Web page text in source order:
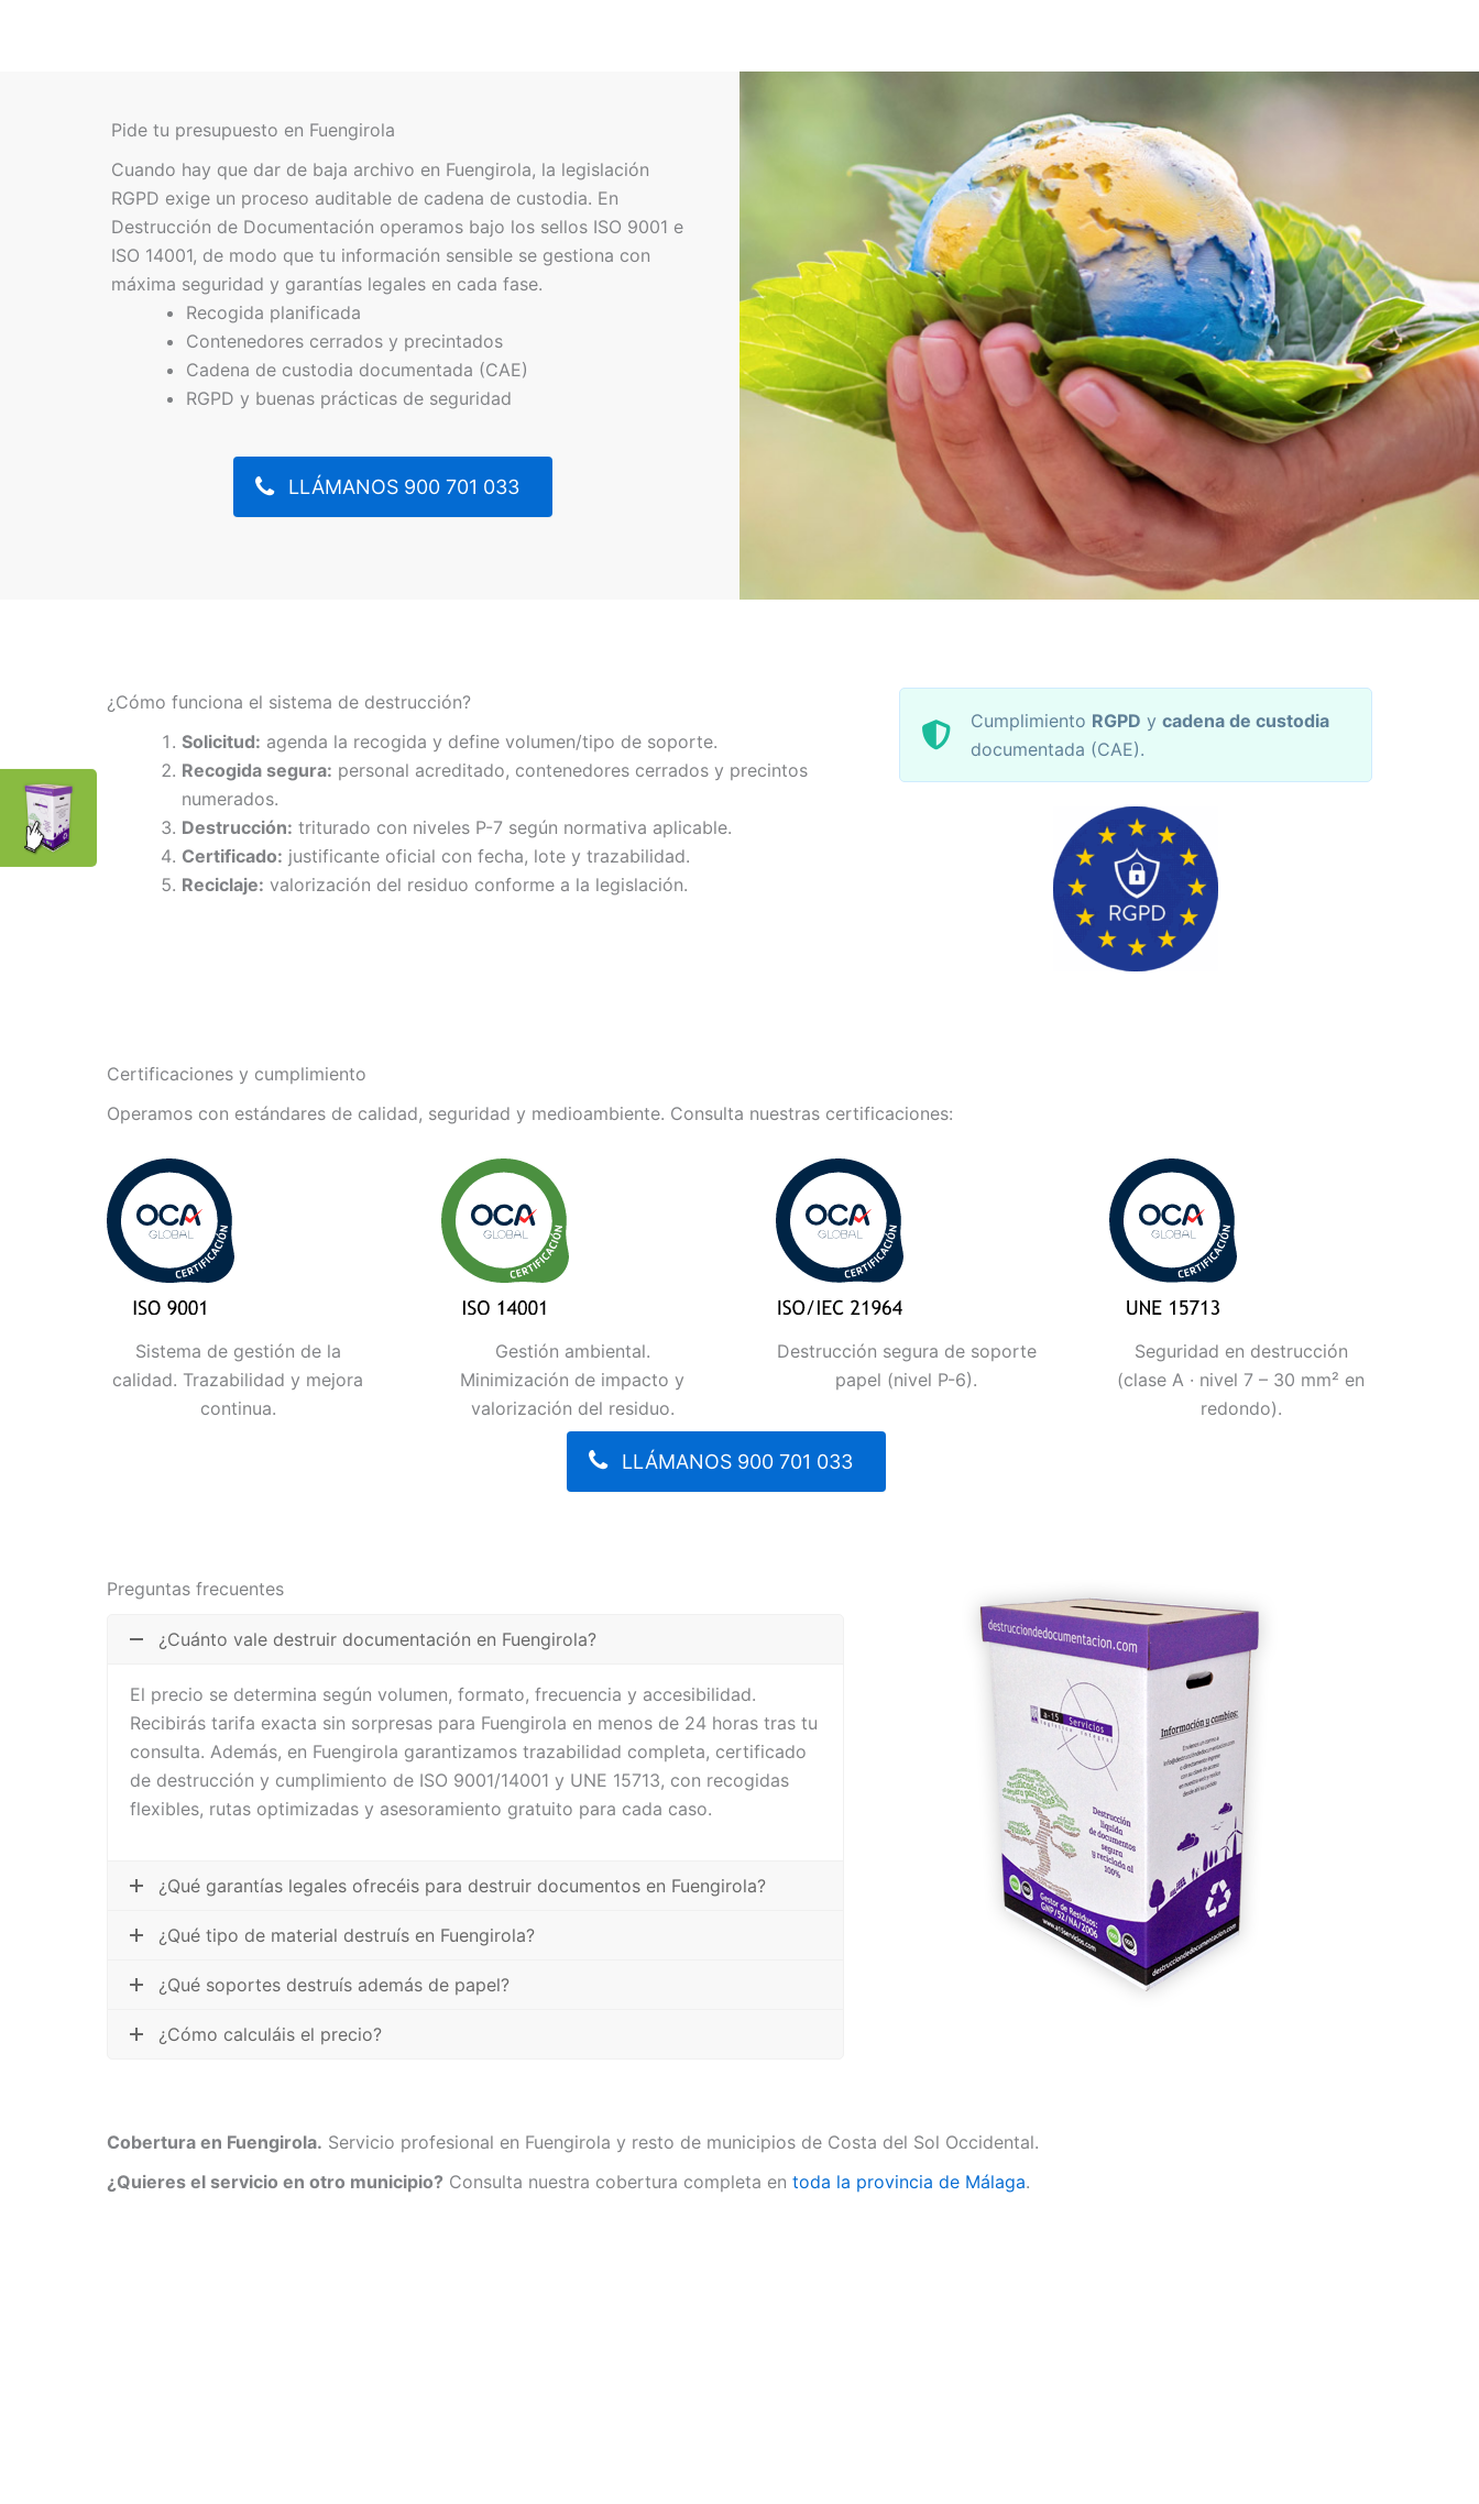
Pide tu presupuesto en Fuengirola
Cuando hay que dar de baja archivo en Fuengirola, la legislación
RGPD exige un proceso auditable de cadena de custodia. En
Destrucción de Documentación operamos bajo los sellos ISO 9001 e
ISO 14001, de modo que tu información sensible se gestiona con
máxima seguridad y garantías legales en cada fase.
Recogida planificada
Contenedores cerrados y precintados
Cadena de custodia documentada (CAE)
RGPD y buenas prácticas de seguridad
LLÁMANOS 900 701 033
¿Cómo funciona el sistema de destrucción?
Solicitud: agenda la recogida y define volumen/tipo de soporte.
Recogida segura: personal acreditado, contenedores cerrados y precintos
numerados.
Destrucción: triturado con niveles P-7 según normativa aplicable.
Certificado: justificante oficial con fecha, lote y trazabilidad.
Reciclaje: valorización del residuo conforme a la legislación.
Cumplimiento RGPD y cadena de custodia
documentada (CAE).
Certificaciones y cumplimiento
Operamos con estándares de calidad, seguridad y medioambiente. Consulta nuestras certificaciones:
Sistema de gestión de la
calidad. Trazabilidad y mejora
continua.
Gestión ambiental.
Minimización de impacto y
valorización del residuo.
Destrucción segura de soporte
papel (nivel P-6).
Seguridad en destrucción
(clase A · nivel 7 – 30 mm² en
redondo).
LLÁMANOS 900 701 033
Preguntas frecuentes
¿Cuánto vale destruir documentación en Fuengirola?
El precio se determina según volumen, formato, frecuencia y accesibilidad.
Recibirás tarifa exacta sin sorpresas para Fuengirola en menos de 24 horas tras tu
consulta. Además, en Fuengirola garantizamos trazabilidad completa, certificado
de destrucción y cumplimiento de ISO 9001/14001 y UNE 15713, con recogidas
flexibles, rutas optimizadas y asesoramiento gratuito para cada caso.
¿Qué garantías legales ofrecéis para destruir documentos en Fuengirola?
¿Qué tipo de material destruís en Fuengirola?
¿Qué soportes destruís además de papel?
¿Cómo calculáis el precio?
Cobertura en Fuengirola. Servicio profesional en Fuengirola y resto de municipios de Costa del Sol Occidental.
¿Quieres el servicio en otro municipio? Consulta nuestra cobertura completa en toda la provincia de Málaga.